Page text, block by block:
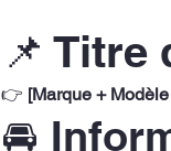
📌 Titre
👉 [Marque +
🚘